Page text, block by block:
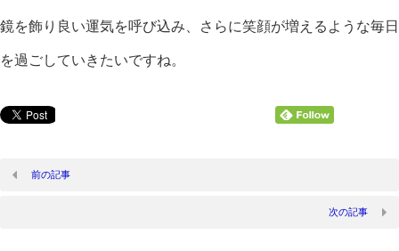
鏡を飾り良い運気を呼び込み、さらに笑顔が増えるような毎日
を過ごしていきたいですね。
前の記事
次の記事